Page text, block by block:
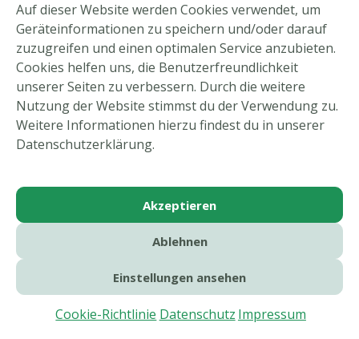
Auf dieser Website werden Cookies verwendet, um
Geräteinformationen zu speichern und/oder darauf
zuzugreifen und einen optimalen Service anzubieten.
Cookies helfen uns, die Benutzerfreundlichkeit
unserer Seiten zu verbessern. Durch die weitere
Nutzung der Website stimmst du der Verwendung zu.
Weitere Informationen hierzu findest du in unserer
Datenschutzerklärung.
Akzeptieren
Ablehnen
Einstellungen ansehen
Cookie-Richtlinie Datenschutz Impressum
Neueste Beiträge
Tennis-Newsletter August 2026
Tennis-Arbeitseinsatz am 22.08.2026
Rückblick Tennis-Hobbyturnier
Ein gelungener Abend auf der Limburg
Abschluss der Tennis-Verbandsrunde 2026
Copyright © 2026 SV Nabern e.V. |Impressum